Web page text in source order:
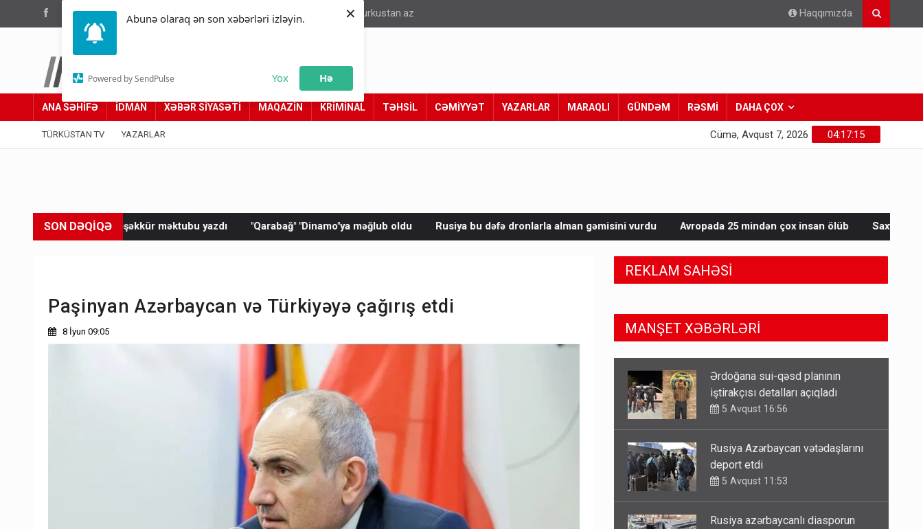
Abunə olaraq ən son xəbərləri izləyin.
Powered by SendPulse Yox Hə
×
(012) 449 94 05 info@turkustan.az Haqqımızda
Türküstan.az
Adımız yolumuzdur
ANA SƏHİFƏ İDMAN XƏBƏR SİYASƏTİ MAQAZİN KRİMİNAL TƏHSİL CƏMİYYƏT YAZARLAR MARAQLI GÜNDƏM RƏSMİ DAHA ÇOX
TÜRKÜSTAN TV YAZARLAR 04:17:17
Cümə, Avqust 7, 2026
SON DƏQİQƏ
təşəkkür məktubu yazdı "Qarabağ" "Dinamo"ya məğlub oldu Rusiya bu dəfə dronlarla alman gəmisini vurdu Avropada 25 mindən çox insan ölüb Saxta spirtli içkilər niyə
Paşinyan Azərbaycan və Türkiyəyə çağırış etdi
8 İyun 09:05
REKLAM SAHƏSİ
MANŞET XƏBƏRLƏRİ
Rusiya Azərbaycan vətədaşlarını
deport etdi
5 Avqust 11:53
Rusiya azərbaycanlı diasporun
obyektini məhv etdi - FOTOLAR
5 Avqust 10:58
Bu tarixdən HAVALAR DƏYİŞİR -